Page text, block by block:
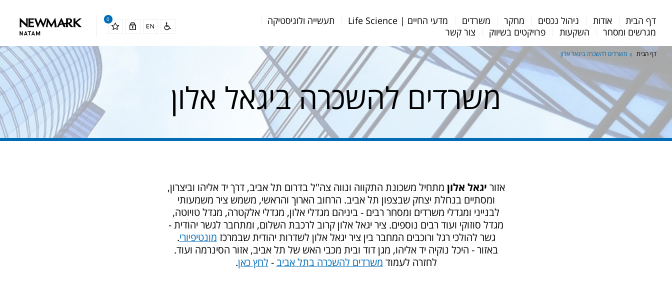
Menu
Bar
דף הבית אודות ניהול נכסים מחקר משרדים מדעי החיים | Life Science
תעשייה ולוגיסטיקה
מגרשים ומסחר
השקעות פרויקטים בשיווק צור קשר
0
דף הבית משרדים להשכרה ביגאל אלון
משרדים להשכרה ביגאל אלון
אזור יגאל אלון מתחיל משכונת התקווה ונווה צה"ל בדרום תל אביב, דרך יד אליהו וביצרון,
ומסתיים בנחלת יצחק שבצפון תל אביב. הרחוב הארוך והראשי, משמש ציר משמעותי
לבנייני ומגדלי משרדים ומסחר רבים - ביניהם מגדלי אלון, מגדלי אלקטרה, מגדל טויוטה,
מגדל סוזוקי ועוד רבים נוספים. ציר יגאל אלון קרוב לרכבת השלום, ומתחבר לגשר יהודית -
גשר להולכי רגל ורוכבים המחבר בין ציר יגאל אלון לשדרות יהודית שבמרכז מונטיפיורי.
באזור - היכל נוקיה יד אליהו, מגן דוד ובית מכבי האש של תל אביב, אזור הסינרמה ועוד.
לחזרה לעמוד משרדים להשכרה בתל אביב - לחץ כאן.